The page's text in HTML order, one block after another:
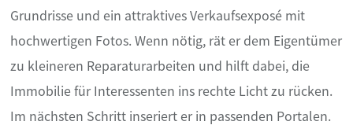
Grundrisse und ein attraktives Verkaufsexposé mit
hochwertigen Fotos. Wenn nötig, rät er dem Eigentümer
zu kleineren Reparaturarbeiten und hilft dabei, die
Immobilie für Interessenten ins rechte Licht zu rücken.
Im nächsten Schritt inseriert er in passenden Portalen.